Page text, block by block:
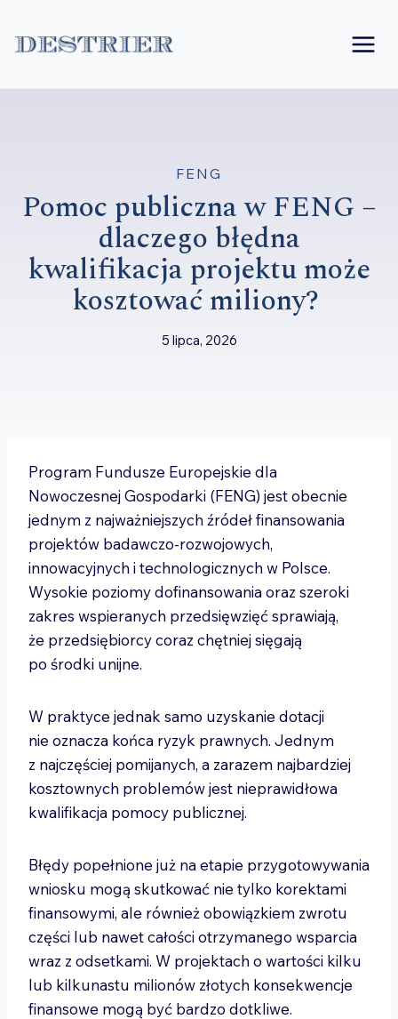
do
FENG
Pomoc publiczna w FENG –
dlaczego błędna
kwalifikacja projektu może
kosztować miliony?
5 lipca, 2026
Program Fundusze Europejskie dla
Nowoczesnej Gospodarki (FENG) jest obecnie
jednym z najważniejszych źródeł finansowania
projektów badawczo-rozwojowych,
innowacyjnych i technologicznych w Polsce.
Wysokie poziomy dofinansowania oraz szeroki
zakres wspieranych przedsięwzięć sprawiają,
że przedsiębiorcy coraz chętniej sięgają
po środki unijne.
W praktyce jednak samo uzyskanie dotacji
nie oznacza końca ryzyk prawnych. Jednym
z najczęściej pomijanych, a zarazem najbardziej
kosztownych problemów jest nieprawidłowa
kwalifikacja pomocy publicznej.
Błędy popełnione już na etapie przygotowywania
wniosku mogą skutkować nie tylko korektami
finansowymi, ale również obowiązkiem zwrotu
części lub nawet całości otrzymanego wsparcia
wraz z odsetkami. W projektach o wartości kilku
lub kilkunastu milionów złotych konsekwencje
finansowe mogą być bardzo dotkliwe.